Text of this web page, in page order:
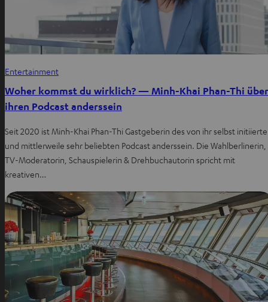
Entertainment
Woher kommst du wirklich? — Minh-Khai Phan-Thi über
ihren Podcast anderssein
Seit 2020 ist Minh-Khai Phan-Thi Gastgeberin des von ihr selbst
und mittlerweile sehr beliebten Podcast anderssein. Die Wahlberlinerin,
TV-Moderatorin, Schauspielerin & Drehbuchautorin spricht mit
kreativen…